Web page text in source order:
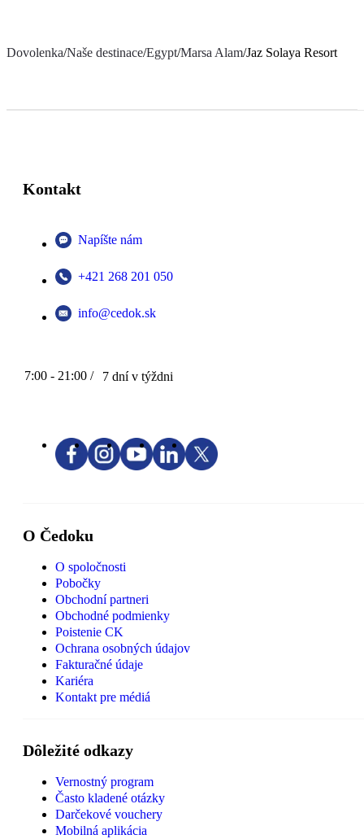
Dovolenka/Naše destinace/Egypt/Marsa Alam/Jaz Solaya Resort
Kontakt
Napíšte nám
+421 268 201 050
info@cedok.sk
7:00 - 21:00 / 7 dní v týždni
O Čedoku
O spoločnosti
Pobočky
Obchodní partneri
Obchodné podmienky
Poistenie CK
Ochrana osobných údajov
Fakturačné údaje
Kariéra
Kontakt pre médiá
Dôležité odkazy
Vernostný program
Často kladené otázky
Darčekové vouchery
Mobilná aplikácia